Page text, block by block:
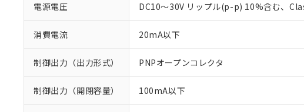
電源電圧 DC10～30V リップル(p-p) 10%含む、
消費電流 20mA以下
制御出力（出力形式） PNPオープンコレクタ
制御出力（開閉容量） 100mA以下